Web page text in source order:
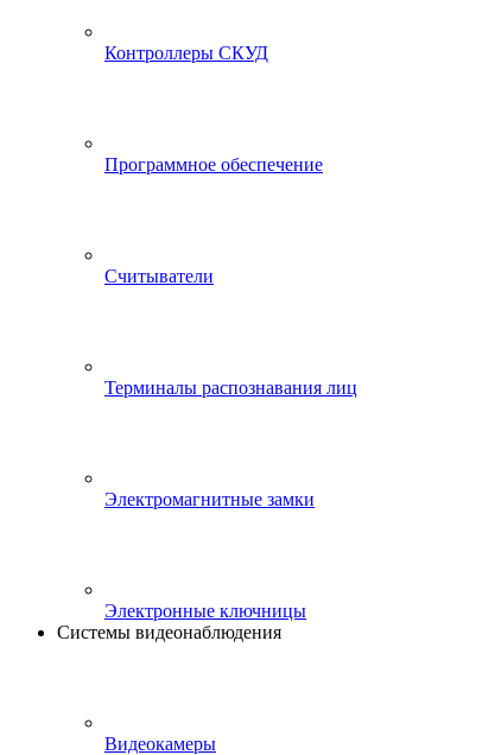
Контроллеры СКУД
Программное обеспечение
Считыватели
Терминалы распознавания лиц
Электромагнитные замки
Электронные ключницы
Системы видеонаблюдения
Видеокамеры